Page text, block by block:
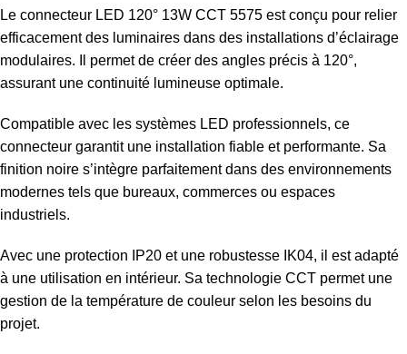
Le connecteur LED 120° 13W CCT 5575 est conçu pour relier
efficacement des luminaires dans des installations d’éclairage
modulaires. Il permet de créer des angles précis à 120°,
assurant une continuité lumineuse optimale.
Compatible avec les systèmes LED professionnels, ce
connecteur garantit une installation fiable et performante. Sa
finition noire s’intègre parfaitement dans des environnements
modernes tels que bureaux, commerces ou espaces
industriels.
Avec une protection IP20 et une robustesse IK04, il est adapté
à une utilisation en intérieur. Sa technologie CCT permet une
gestion de la température de couleur selon les besoins du
projet.